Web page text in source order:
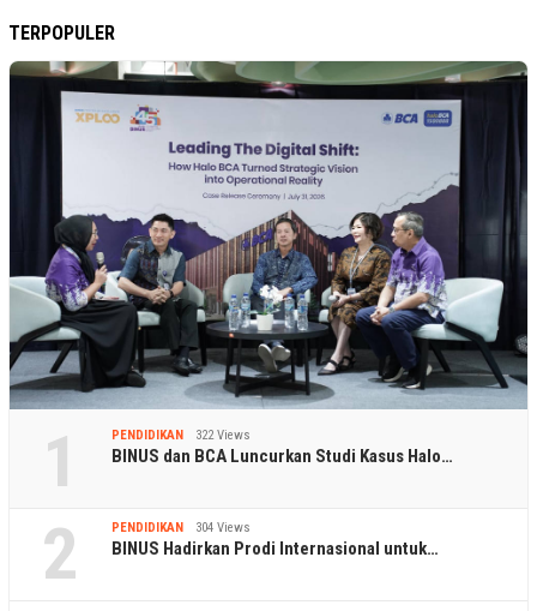
TERPOPULER
1 PENDIDIKAN 322 Views
BINUS dan BCA Luncurkan Studi Kasus Halo…
2 PENDIDIKAN 304 Views
BINUS Hadirkan Prodi Internasional untuk…